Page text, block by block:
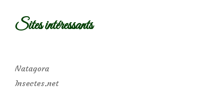
Sites intéressants
Natagora
Insectes.net